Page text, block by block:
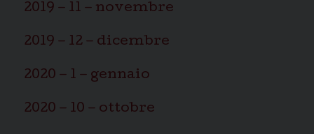
2019 – 11 – novembre
2019 – 12 – dicembre
2020 – 1 – gennaio
2020 – 10 – ottobre